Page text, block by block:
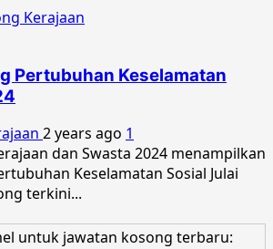
Kerajaan
Pertubuhan Keselamatan
2 years ago 1
dan Swasta 2024 menampilkan
Keselamatan Sosial Julai
terkini...
untuk jawatan kosong terbaru: